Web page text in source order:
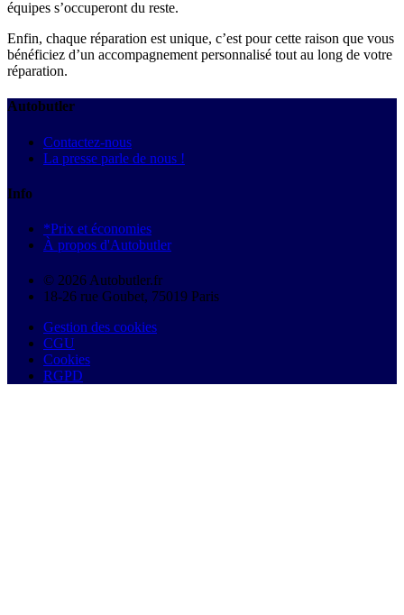
équipes s’occuperont du reste.
Enfin, chaque réparation est unique, c’est pour cette raison que vous
bénéficiez d’un accompagnement personnalisé tout au long de votre
réparation.
Autobutler
Contactez-nous
La presse parle de nous !
Info
*Prix et économies
À propos d'Autobutler
© 2026 Autobutler.fr
18-26 rue Goubet, 75019 Paris
Gestion des cookies
CGU
Cookies
RGPD